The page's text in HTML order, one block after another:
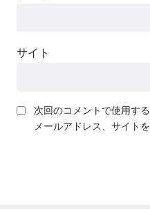
サイト
次回のコメントで使用す
メールアドレス、サイトを